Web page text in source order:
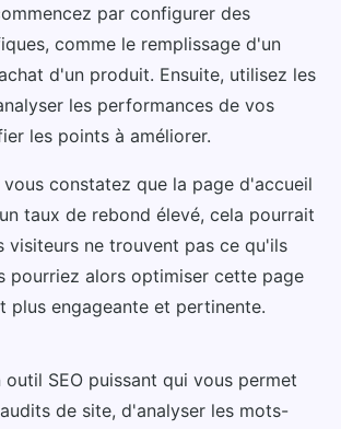
par configurer des
comme le remplissage d'un
d'un produit. Ensuite, utilisez les
les performances de vos
les points à améliorer.
vous constatez que la page d'accueil
taux de rebond élevé, cela pourrait
visiteurs ne trouvent pas ce qu'ils
pourriez alors optimiser cette page
plus engageante et pertinente.
outil SEO puissant qui vous permet
de site, d'analyser les mots-